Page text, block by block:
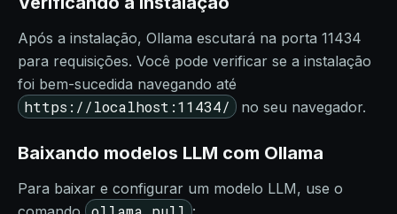
Após a instalação, Ollama escutará na porta 11434
para requisições. Você pode verificar se a instalação
foi bem-sucedida navegando até
https://localhost:11434/ no seu navegador.
Baixando modelos LLM com Ollama
Para baixar e configurar um modelo LLM, use o